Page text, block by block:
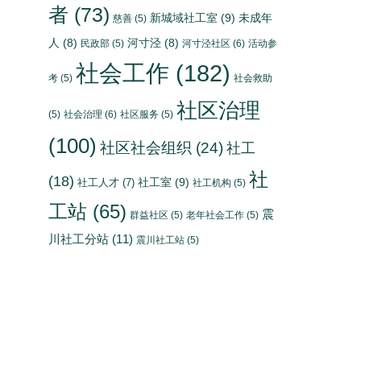
者 (73) 慈善 (5) 新城域社工室 (9) 未成年
人 (8) 民政部 (5) 河寸泾 (8) 河寸泾社区 (6) 活动参
考 (5) 社会工作 (182) 社会救助
(5) 社会治理 (6) 社区服务 (5) 社区治理
(100) 社区社会组织 (24) 社工
(18) 社工人才 (7) 社工室 (9) 社工机构 (5) 社
工站 (65) 群益社区 (5) 老年社会工作 (5) 震
川社工分站 (11) 震川社工站 (5)